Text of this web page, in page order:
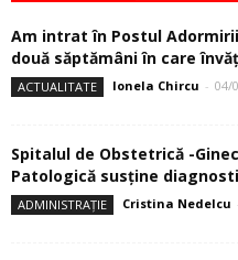
Am intrat în Postul
două săptămâni în care
ACTUALITATE Ionela Chircu - 04/
Spitalul de Obstetrică -
Patologică susţine
ADMINISTRAȚIE Cristina Nedelcu